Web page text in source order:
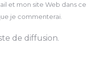
et mon site Web dans ce
je commenterai.
de diffusion.